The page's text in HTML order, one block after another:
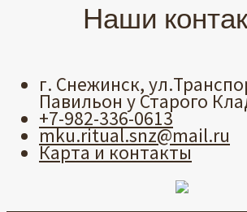
Наши
г. Снежинск,
Павильон у Старого
+7-982-336-0613
mku.ritual.snz@mail.ru
Карта и контакты